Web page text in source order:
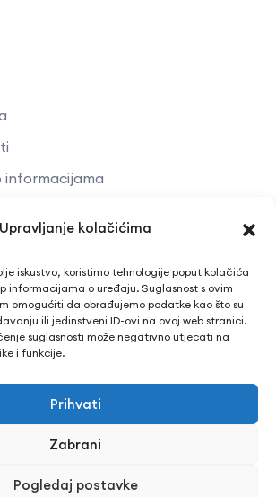
Upravljanje kolačićima
iskustvo, koristimo tehnologije poput kolačića
informacijama o uređaju. Suglasnost s ovim
omogućiti da obrađujemo podatke kao što su
ili jedinstveni ID-ovi na ovoj web stranici.
suglasnosti može negativno utjecati na
i funkcije.
Prihvati
Zabrani
Pogledaj postavke
informacijama
241 298
branitelja 15, Bjelovar